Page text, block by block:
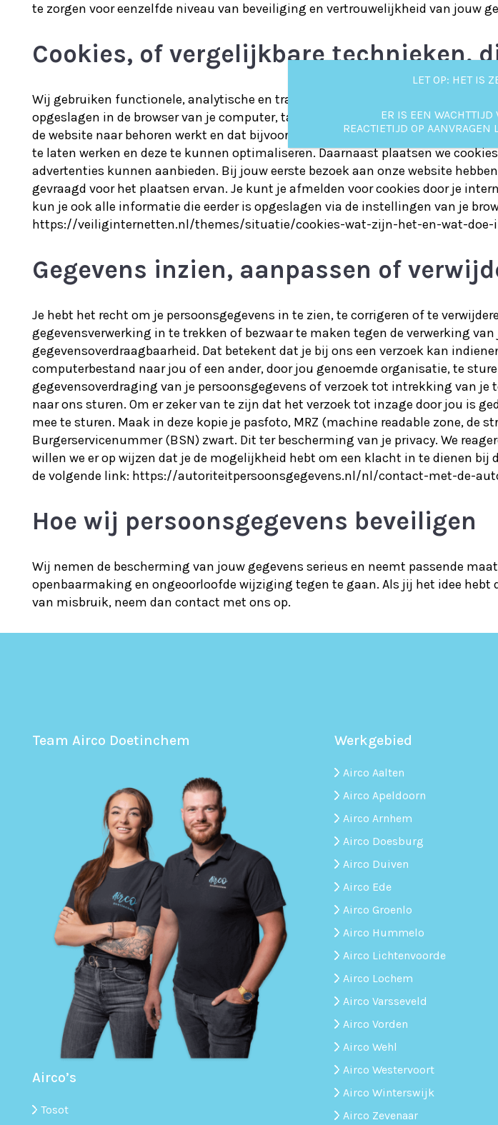
te zorgen voor eenzelfde niveau van beveiliging en vertrouwelijkheid van jouw
Cookies, of vergelijkbare technieken,
Wij gebruiken functionele, analytische en tracking cookies. Een cookie is een
opgeslagen in de browser van je computer, tablet of smartphone. Wij
de website naar behoren werkt en dat bijvoorbeeld jouw voorkeursinstellingen
te laten werken en deze te kunnen optimaliseren. Daarnaast plaatsen we
advertenties kunnen aanbieden. Bij jouw eerste bezoek aan onze website
gevraagd voor het plaatsen ervan. Je kunt je afmelden voor cookies door je
kun je ook alle informatie die eerder is opgeslagen via de instellingen van je
https://veiliginternetten.nl/themes/situatie/cookies-wat-zijn-het-en-wat-doe-
Gegevens inzien, aanpassen of
Je hebt het recht om je persoonsgegevens in te zien, te corrigeren of te
gegevensverwerking in te trekken of bezwaar te maken tegen de verwerking
gegevensoverdraagbaarheid. Dat betekent dat je bij ons een verzoek kan
computerbestand naar jou of een ander, door jou genoemde organisatie, te
gegevensoverdraging van je persoonsgegevens of verzoek tot intrekking van
naar ons sturen. Om er zeker van te zijn dat het verzoek tot inzage door jou is
mee te sturen. Maak in deze kopie je pasfoto, MRZ (machine readable zone,
Burgerservicenummer (BSN) zwart. Dit ter bescherming van je privacy. We
willen we er op wijzen dat je de mogelijkheid hebt om een klacht in te dienen
de volgende link: https://autoriteitpersoonsgegevens.nl/nl/contact-met-de-
Hoe wij persoonsgegevens beveiligen
Wij nemen de bescherming van jouw gegevens serieus en neemt passende
openbaarmaking en ongeoorloofde wijziging tegen te gaan. Als jij het idee
van misbruik, neem dan contact met ons op.
Team Airco Doetinchem
Airco’s
Tosot
Werkgebied
Airco Aalten
Airco Apeldoorn
Airco Arnhem
Airco Doesburg
Airco Duiven
Airco Ede
Airco Groenlo
Airco Hummelo
Airco Lichtenvoorde
Airco Lochem
Airco Varsseveld
Airco Vorden
Airco Wehl
Airco Westervoort
Airco Winterswijk
Airco Zevenaar
LET OP: HET IS
ER IS EEN WACHTTIJD
REACTIETIJD OP AANVRAGEN